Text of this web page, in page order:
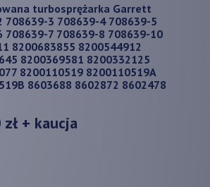
turbosprężarka Garrett
708639-3 708639-4 708639-5
708639-7 708639-8 708639-10
8200683855 8200544912
8200369581 8200332125
8200110519 8200110519A
8603688 8602872 8602478
+ kaucja